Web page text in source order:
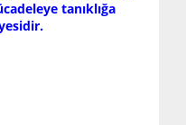
tanıklığa